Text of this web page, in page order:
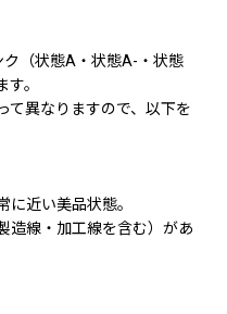
（状態A・状態A-・状態
。
て異なりますので、以下を
に近い美品状態。
造線・加工線を含む）があ